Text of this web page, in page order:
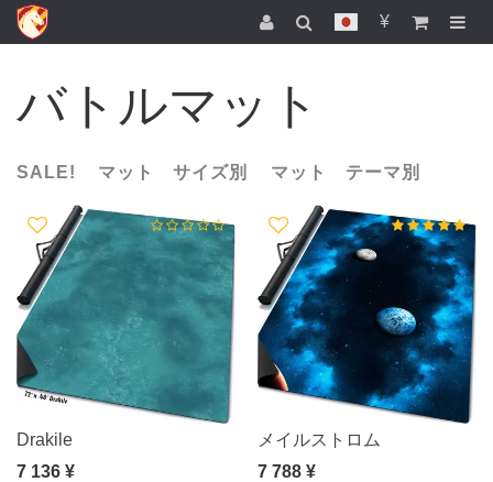
¥
バトルマット
SALE! マット サイズ別 マット テーマ別
Drakile
7 136 ¥
メイルストロム
7 788 ¥